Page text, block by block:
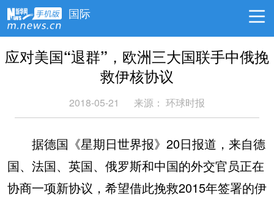
国际
应对美国“退群”，欧洲三大国联手中俄挽
救伊核协议
2018-05-21 来源： 环球时报
据德国《星期日世界报》20日报道，来自德
国、法国、英国、俄罗斯和中国的外交官员正在
协商一项新协议，希望借此挽救2015年签署的伊